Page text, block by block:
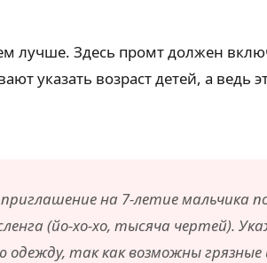
лучше. Здесь промт должен
указать возраст детей, а ведь
на 7-летие мальчика
(йо-хо-хо, тысяча чертей).
одежду, так как возможны